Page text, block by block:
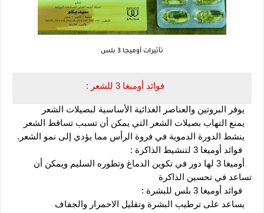
تأثيرات أوميجا 3 بلس
فوائد أوميغا 3 للشعر :
يوفر البروتين والعناصر الغذائية الأساسية لبصيلات الشعر
يمنع التهاب بصيلات الشعر التي يمكن أن تسبب تساقط الشعر
ينشط الدورة الدموية في فروة الرأس مما يؤدي إلى نمو الشعر.
فوائد أوميغا 3 لتنشيط الذاكرة :
تساعد في تحسين الذاكرة
فوائد أوميغا 3 بلس للبشرة :
يساعد على ترطيب البشرة وتقليل الاحمرار والجفاف